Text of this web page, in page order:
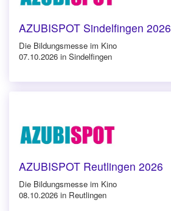
AZUBISPOT Sindelfingen 2026
Die Bildungsmesse im Kino
07.10.2026 in Sindelfingen
AZUBISPOT Reutlingen 2026
Die Bildungsmesse im Kino
08.10.2026 in Reutlingen